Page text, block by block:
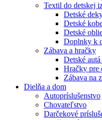
Textil do detskej
Detské
Detské
Detské
Doplnky k
Zábava a hračky
Detské
Hračky pre
Zábava na
Dielňa a dom
Autopríslušenstvo
Chovateľstvo
Darčekové